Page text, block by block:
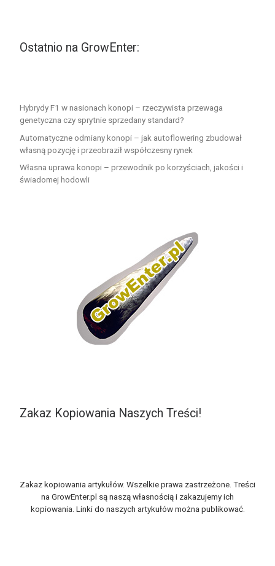
Ostatnio na GrowEnter:
Hybrydy F1 w nasionach konopi – rzeczywista przewaga
genetyczna czy sprytnie sprzedany standard?
Automatyczne odmiany konopi – jak autoflowering zbudował
własną pozycję i przeobraził współczesny rynek
Własna uprawa konopi – przewodnik po korzyściach, jakości i
świadomej hodowli
Zakaz Kopiowania Naszych Treści!
Zakaz kopiowania artykułów. Wszelkie prawa zastrzeżone. Treści
na GrowEnter.pl są naszą własnością i zakazujemy ich
kopiowania. Linki do naszych artykułów można publikować.